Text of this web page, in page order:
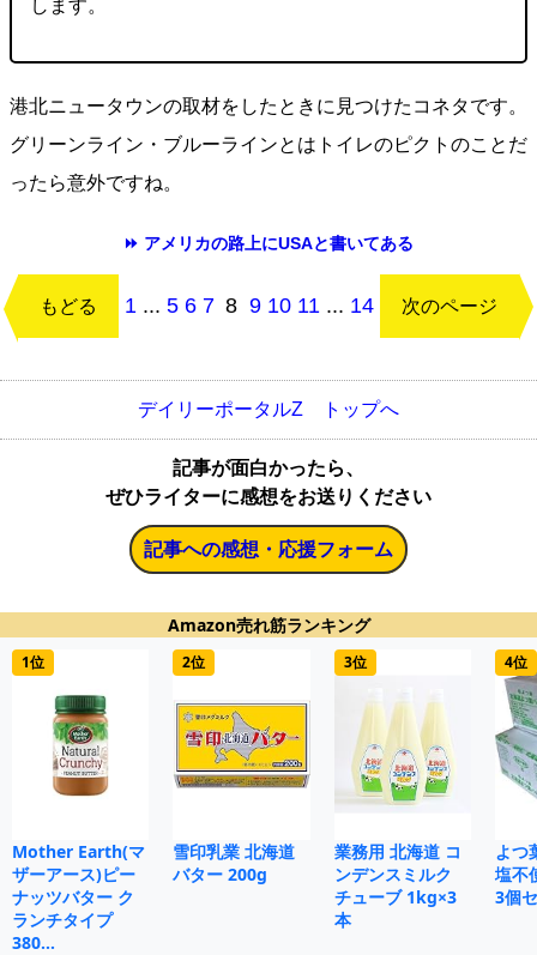
します。
港北ニュータウンの取材をしたときに見つけたコネタです。
グリーンライン・ブルーラインとはトイレのピクトのことだ
ったら意外ですね。
⏩ アメリカの路上にUSAと書いてある
もどる 1 ... 5 6 7 8 9 10 11 ... 14 次のページ
デイリーポータルZ トップへ
記事が面白かったら、
ぜひライターに感想をお送りください
記事への感想・応援フォーム
Amazon売れ筋ランキング
1位
Mother Earth(マ
ザーアース)ピー
ナッツバター ク
ランチタイプ
380…
2位
雪印乳業 北海道
バター 200g
3位
業務用 北海道 コ
ンデンスミルク
チューブ 1kg×3
本
4位
よつ
塩不
3個